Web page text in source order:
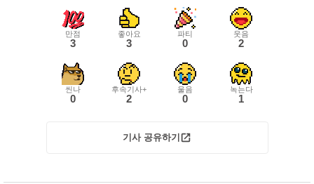
만점
3
좋아요
3
파티
0
웃음
2
씬나
0
후속기사+
2
울음
0
녹는다
1
기사 공유하기